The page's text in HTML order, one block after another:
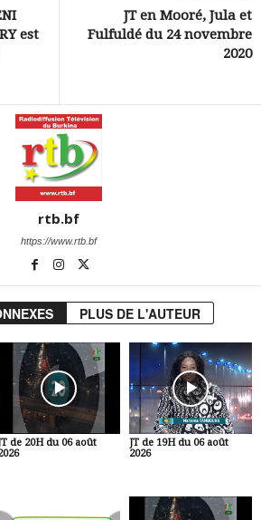
est
JT en Mooré, Jula et
Fulfuldé du 24 novembre
2020
rtb.bf
https://www.rtb.bf
PLUS DE L'AUTEUR
de 20H du 06 août
JT de 19H du 06 août
2026